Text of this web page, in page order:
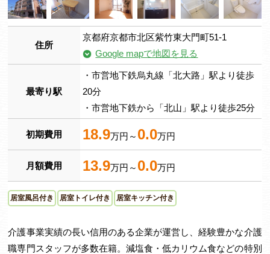
住所
京都府京都市北区紫竹東大門町51-1
Google mapで地図を見る
最寄り駅
・市営地下鉄烏丸線「北大路」駅より徒歩
20分
・市営地下鉄から「北山」駅より徒歩25分
初期費用 18.9万円～ 0.0万円
月額費用 13.9万円～ 0.0万円
居室風呂付き 居室トイレ付き 居室キッチン付き
介護事業実績の長い信用のある企業が運営し、経験豊かな介護
職専門スタッフが多数在籍。減塩食・低カリウム食などの特別